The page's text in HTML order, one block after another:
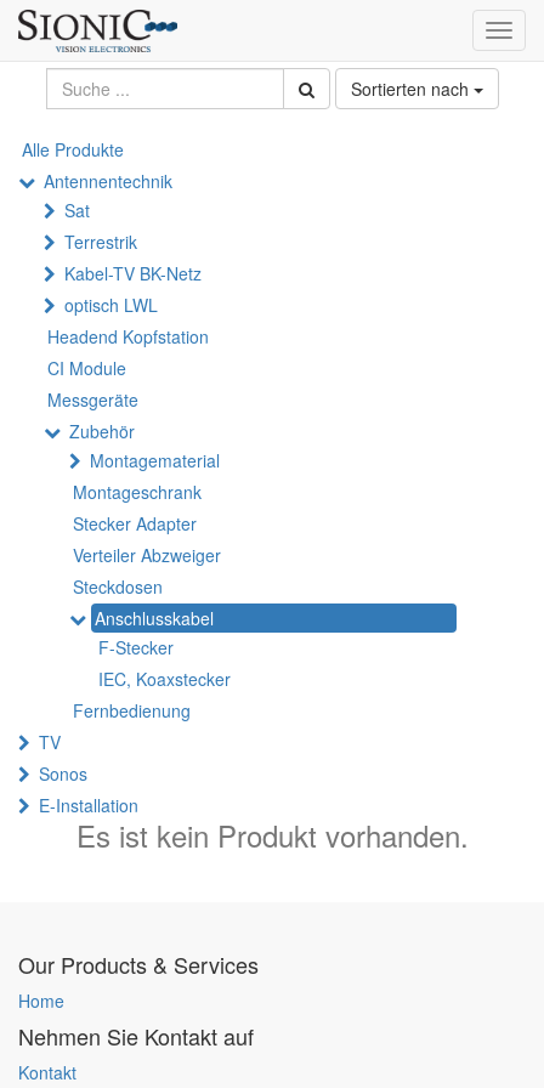
Sortierten nach
Alle Produkte
Antennentechnik
Sat
Terrestrik
Kabel-TV BK-Netz
optisch LWL
Headend Kopfstation
CI Module
Messgeräte
Zubehör
Montagematerial
Montageschrank
Stecker Adapter
Verteiler Abzweiger
Steckdosen
Anschlusskabel
F-Stecker
IEC, Koaxstecker
Fernbedienung
TV
Sonos
E-Installation
Es ist kein Produkt vorhanden.
Our Products & Services
Home
Nehmen Sie Kontakt auf
Kontakt